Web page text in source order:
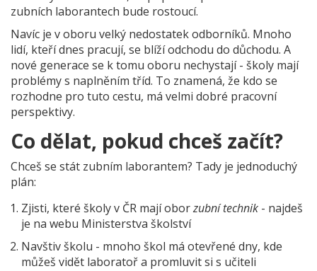
zubních laborantech bude rostoucí.
Navíc je v oboru velký nedostatek odborníků. Mnoho
lidí, kteří dnes pracují, se blíží odchodu do důchodu. A
nové generace se k tomu oboru nechystají - školy mají
problémy s naplněním tříd. To znamená, že kdo se
rozhodne pro tuto cestu, má velmi dobré pracovní
perspektivy.
Co dělat, pokud chceš začít?
Chceš se stát zubním laborantem? Tady je jednoduchý
plán:
Zjisti, které školy v ČR mají oborzubní technik - najdeš
je na webu Ministerstva školství
Navštiv školu - mnoho škol má otevřené dny, kde
můžeš vidět laboratoř a promluvit si s učiteli